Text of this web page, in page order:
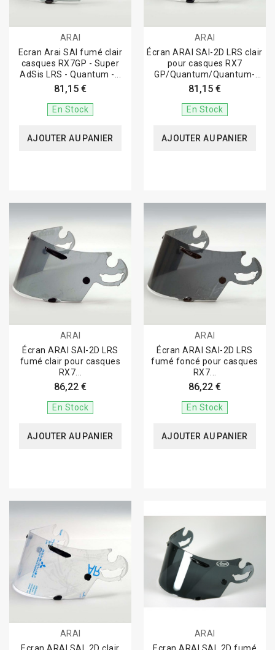
ARAI
Ecran Arai SAI fumé clair
casques RX7GP - Super
AdSis LRS - Quantum -...
81,15 €
En Stock
AJOUTER AU PANIER
ARAI
Écran ARAI SAI-2D LRS clair
pour casques RX7
GP/Quantum/Quantum-
ST/Quantum-ST...
81,15 €
En Stock
AJOUTER AU PANIER
ARAI
Écran ARAI SAI-2D LRS
fumé clair pour casques
RX7...
86,22 €
En Stock
AJOUTER AU PANIER
ARAI
Écran ARAI SAI-2D LRS
fumé foncé pour casques
RX7...
86,22 €
En Stock
AJOUTER AU PANIER
ARAI
ARAI